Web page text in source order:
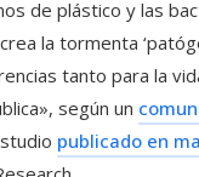
de plástico y las
la tormenta
tanto para la
según un
publicado en